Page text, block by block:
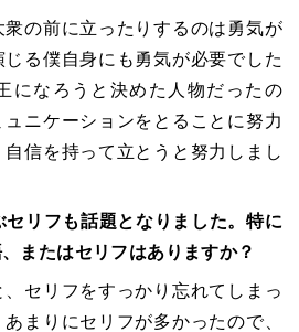
の前に立ったりするのは勇気が
る僕自身にも勇気が必要でした
になろうと決めた人物だったの
ニケーションをとることに努力
信を持って立とうと努力しまし
リフも話題となりました。特に
またはセリフはありますか？
セリフをすっかり忘れてしまっ
まりにセリフが多かったので、